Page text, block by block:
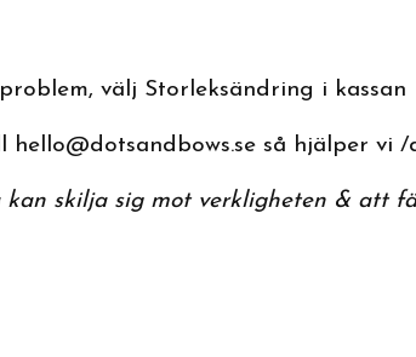
välj Storleksändring i kassan
hello@dotsandbows.se så hjälper vi /
skilja sig mot verkligheten & att